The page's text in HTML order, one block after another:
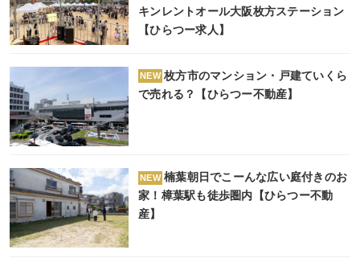
キンレントオール大阪枚方ステーション
【ひらつー求人】
NEW 枚方市のマンション・戸建ていくら
で売れる？【ひらつー不動産】
NEW 楠葉朝日でこーんな広い庭付きのお
家！樟葉駅も徒歩圏内【ひらつー不動
産】